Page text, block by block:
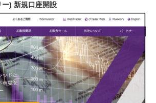
) 新規口座開設